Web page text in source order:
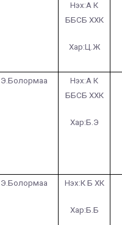
Нэх:А К
ББСБ ХХК
Хар:Ц.Ж
Э.Болормаа
Нэх:А К
ББСБ ХХК
Хар:Б.Э
Э.Болормаа Нэх:К Б ХК
Хар:Б.Б